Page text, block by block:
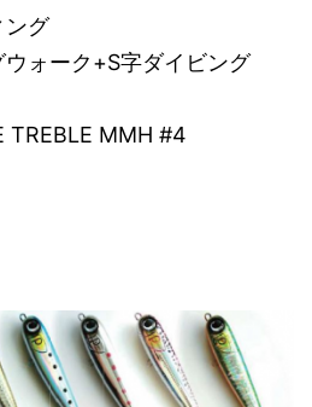
ング
ォーク+S字ダイビング
TREBLE MMH #4